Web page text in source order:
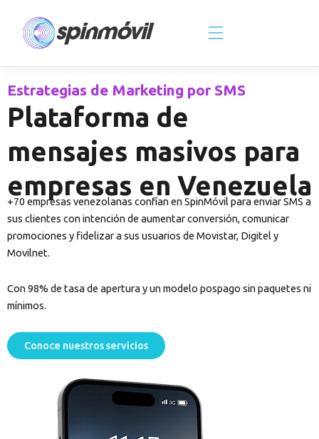
content
Estrategias de Marketing por SMS
Plataforma de
mensajes masivos para
empresas en Venezuela
+70 empresas venezolanas confían en SpinMóvil para enviar SMS a
sus clientes con intención de aumentar conversión, comunicar
promociones y fidelizar a sus usuarios de Movistar, Digitel y
Movilnet.
Con 98% de tasa de apertura y un modelo pospago sin paquetes ni
mínimos.
Conoce nuestros servicios